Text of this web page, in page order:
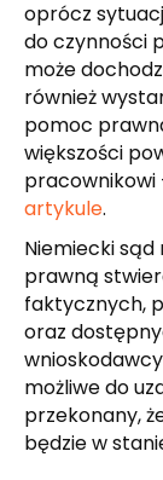
oprócz
do czynności
może
również
pomoc
większości
pracownikowi
artykule.
Niemiecki
prawną
faktycznych,
oraz
możliwe do
przekonany,
będzie w